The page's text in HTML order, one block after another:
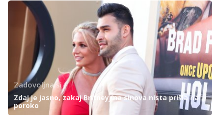
Zadovoljna.si
Zdaj je jasno, zakaj Britneyjina sinova nista prišla na
poroko